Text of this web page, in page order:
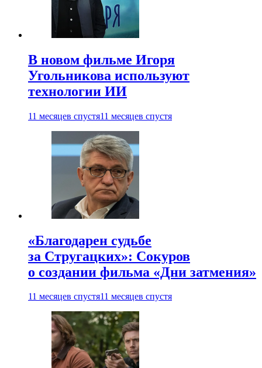
В новом фильме Игоря
Угольникова используют
технологии ИИ
11 месяцев спустя11 месяцев спустя
«Благодарен судьбе
за Стругацких»: Сокуров
о создании фильма «Дни затмения»
11 месяцев спустя11 месяцев спустя